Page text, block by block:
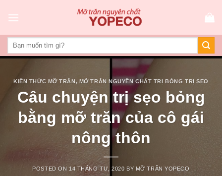
KIẾN THỨC MỠ TRĂN , MỠ TRĂN NGUYÊN CHẤT TRỊ BỎNG TRỊ SẸO
Câu chuyện trị sẹo bỏng
bằng mỡ trăn của cô gái
nông thôn
POSTED ON 14 THÁNG TƯ, 2020 BY MỠ TRĂN YOPECO